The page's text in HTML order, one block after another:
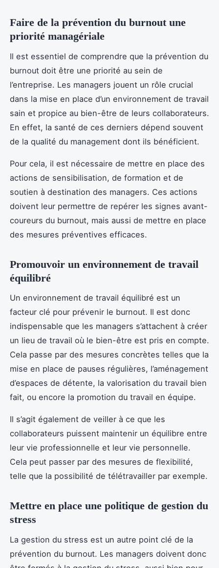
Faire de la prévention du burnout une
priorité managériale
Il est essentiel de comprendre que la prévention du
burnout doit être une priorité au sein de
l’entreprise. Les managers jouent un rôle crucial
dans la mise en place d’un environnement de travail
sain et propice au bien-être de leurs collaborateurs.
En effet, la santé de ces derniers dépend souvent
de la qualité du management dont ils bénéficient.
Pour cela, il est nécessaire de mettre en place des
actions de sensibilisation, de formation et de
soutien à destination des managers. Ces actions
doivent leur permettre de repérer les signes avant-
coureurs du burnout, mais aussi de mettre en place
des mesures préventives efficaces.
Promouvoir un environnement de travail
équilibré
Un environnement de travail équilibré est un
facteur clé pour prévenir le burnout. Il est donc
indispensable que les managers s’attachent à créer
un lieu de travail où le bien-être est pris en compte.
Cela passe par des mesures concrètes telles que la
mise en place de pauses régulières, l’aménagement
d’espaces de détente, la valorisation du travail bien
fait, ou encore la promotion du travail en équipe.
Il s’agit également de veiller à ce que les
collaborateurs puissent maintenir un équilibre entre
leur vie professionnelle et leur vie personnelle.
Cela peut passer par des mesures de flexibilité,
telle que la possibilité de télétravailler par exemple.
Mettre en place une politique de gestion du
stress
La gestion du stress est un autre point clé de la
prévention du burnout. Les managers doivent donc